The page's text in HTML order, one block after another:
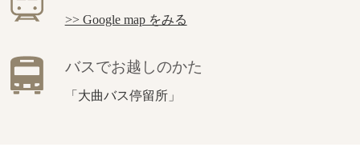
>> Google map をみる
バスでお越しのかた
「大曲バス停留所」